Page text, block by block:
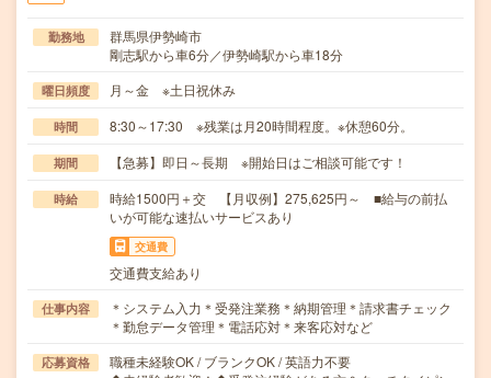
勤務地
群馬県伊勢崎市
剛志駅から車6分／伊勢崎駅から車18分
曜日頻度 月～金 ※土日祝休み
時間 8:30～17:30 ※残業は月20時間程度。※休憩60分。
期間 【急募】即日～長期 ※開始日はご相談可能です！
時給
時給1500円＋交 【月収例】275,625円～ ■給与の前払
いが可能な速払いサービスあり
交通費
交通費支給あり
仕事内容
＊システム入力＊受発注業務＊納期管理＊請求書チェック
＊勤怠データ管理＊電話応対＊来客応対など
応募資格
職種未経験OK / ブランクOK / 英語力不要